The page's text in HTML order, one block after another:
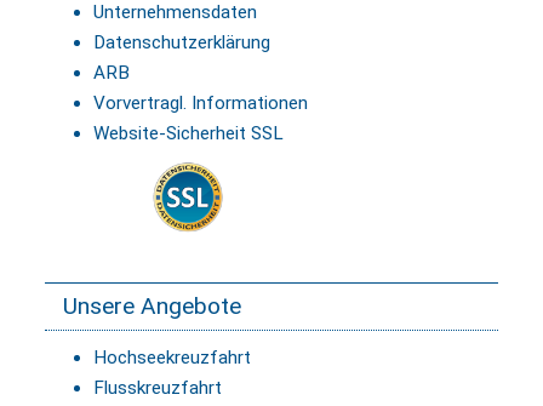
Unternehmensdaten
Datenschutzerklärung
ARB
Vorvertragl. Informationen
Website-Sicherheit SSL
Unsere Angebote
Hochseekreuzfahrt
Flusskreuzfahrt